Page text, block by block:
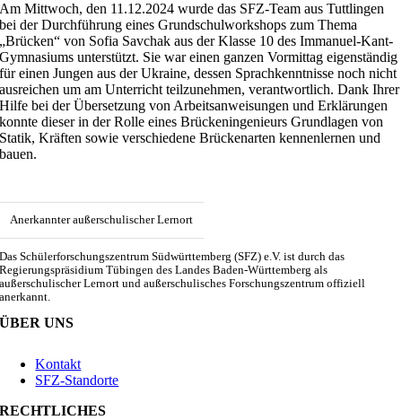
Am Mittwoch, den 11.12.2024 wurde das SFZ-Team aus Tuttlingen
bei der Durchführung eines Grundschulworkshops zum Thema
„Brücken“ von Sofia Savchak aus der Klasse 10 des Immanuel-Kant-
Gymnasiums unterstützt. Sie war einen ganzen Vormittag eigenständig
für einen Jungen aus der Ukraine, dessen Sprachkenntnisse noch nicht
ausreichen um am Unterricht teilzunehmen, verantwortlich. Dank Ihrer
Hilfe bei der Übersetzung von Arbeitsanweisungen und Erklärungen
konnte dieser in der Rolle eines Brückeningenieurs Grundlagen von
Statik, Kräften sowie verschiedene Brückenarten kennenlernen und
bauen.
Anerkannter außerschulischer Lernort
Das Schülerforschungszentrum Südwürttemberg (SFZ) e.V. ist durch das
Regierungspräsidium Tübingen des Landes Baden-Württemberg als
außerschulischer Lernort und außerschulisches Forschungszentrum offiziell
anerkannt.
ÜBER UNS
Kontakt
SFZ-Standorte
RECHTLICHES